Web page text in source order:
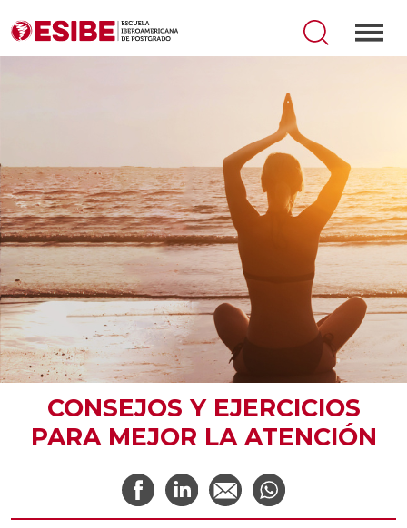
CONSEJOS Y EJERCICIOS
PARA MEJOR LA ATENCIÓN